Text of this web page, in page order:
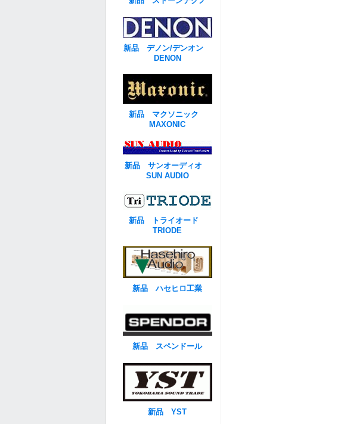
新品 デノン/デンオン
DENON
新品 マクソニック
MAXONIC
新品 サンオーディオ
SUN AUDIO
新品 トライオード
TRIODE
新品 ハセヒロ工業
新品 スペンドール
新品 YST